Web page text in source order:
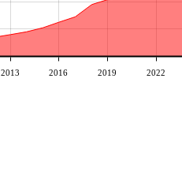
2013 2016 2019 2022